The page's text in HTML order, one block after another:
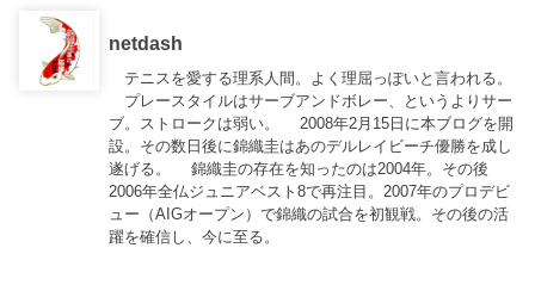
netdash
テニスを愛する理系人間。よく理屈っぽいと言われる。
プレースタイルはサーブアンドボレー、というよりサー
ブ。ストロークは弱い。 2008年2月15日に本ブログを開
設。その数日後に錦織圭はあのデルレイビーチ優勝を成し
遂げる。 錦織圭の存在を知ったのは2004年。その後
2006年全仏ジュニアベスト8で再注目。2007年のプロデビ
ュー（AIGオープン）で錦織の試合を初観戦。その後の活
躍を確信し、今に至る。